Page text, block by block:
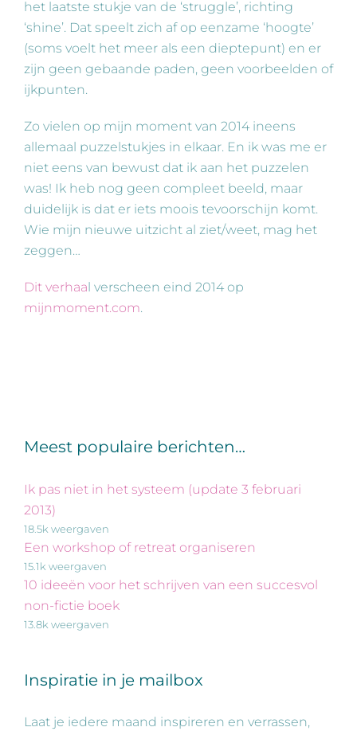
het laatste stukje van de ‘struggle’, richting
‘shine’. Dat speelt zich af op eenzame ‘hoogte’
(soms voelt het meer als een dieptepunt) en er
zijn geen gebaande paden, geen voorbeelden of
ijkpunten.
Zo vielen op mijn moment van 2014 ineens
allemaal puzzelstukjes in elkaar. En ik was me er
niet eens van bewust dat ik aan het puzzelen
was! Ik heb nog geen compleet beeld, maar
duidelijk is dat er iets moois tevoorschijn komt.
Wie mijn nieuwe uitzicht al ziet/weet, mag het
zeggen…
Dit verhaa l verscheen eind 2014 op
mijnmoment.com.
Meest populaire berichten…
Ik pas niet in het systeem (update 3 februari
2013)
18.5k weergaven
Een workshop of retreat organiseren
15.1k weergaven
10 ideeën voor het schrijven van een succesvol
non-fictie boek
13.8k weergaven
Inspiratie in je mailbox
Laat je iedere maand inspireren en verrassen,